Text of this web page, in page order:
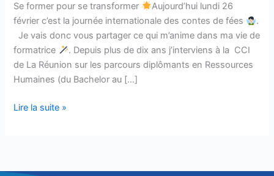
Se former pour se transformer
Aujourd’hui lundi 26
février c’est la journée internationale des contes de fées
.
Je vais donc vous partager ce qui m’anime dans ma vie de
formatrice
. Depuis plus de dix ans j’interviens à la CCI
de La Réunion sur les parcours diplômants en Ressources
Humaines (du Bachelor au […]
Lire la suite »